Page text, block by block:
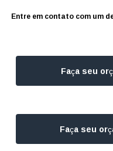
Entre em contato com um
Faça seu
Faça seu